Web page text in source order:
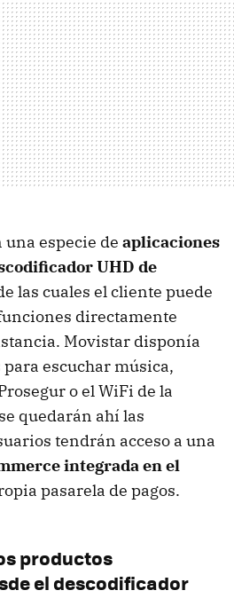
una especie de aplicaciones
UHD de
las cuales el cliente puede
directamente
Movistar disponía
escuchar música,
o el WiFi de la
quedarán ahí las
tendrán acceso a una
integrada en el
pasarela de pagos.
productos
el descodificador